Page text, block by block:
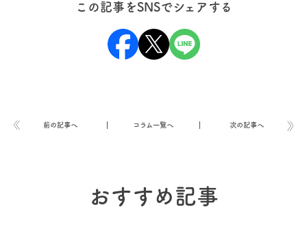
この記事をSNSでシェアする
前の記事へ コラム一覧へ 次の記事へ
おすすめ記事